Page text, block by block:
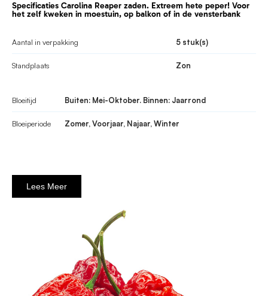
Specificaties Carolina Reaper zaden. Extreem hete peper! Voor
het zelf kweken in moestuin, op balkon of in de vensterbank
Aantal in verpakking 5 stuk(s)
Standplaats Zon
Bloeitijd Buiten: Mei-Oktober. Binnen: Jaarrond
Bloeiperiode Zomer, Voorjaar, Najaar, Winter
Lees Meer